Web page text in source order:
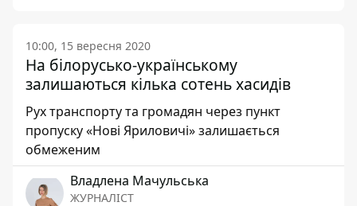
10:00, 15 вересня 2020
На білорусько-українському
залишаються кілька сотень хасидів
Рух транспорту та громадян через пункт
пропуску «Нові Яриловичі» залишається
обмеженим
Владлена Мачульська
ЖУРНАЛІСТ